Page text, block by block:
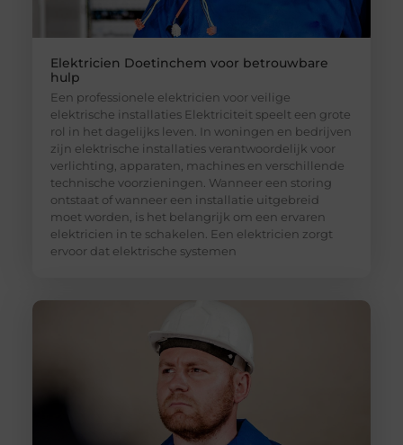
Elektricien Doetinchem voor betrouwbare
hulp
Een professionele elektricien voor veilige
elektrische installaties Elektriciteit speelt een grote
rol in het dagelijks leven. In woningen en bedrijven
zijn elektrische installaties verantwoordelijk voor
verlichting, apparaten, machines en verschillende
technische voorzieningen. Wanneer een storing
ontstaat of wanneer een installatie uitgebreid
moet worden, is het belangrijk om een ervaren
elektricien in te schakelen. Een elektricien zorgt
ervoor dat elektrische systemen